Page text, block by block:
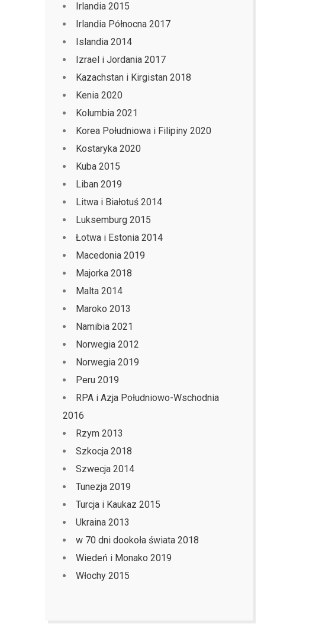
Irlandia 2015
Irlandia Północna 2017
Islandia 2014
Izrael i Jordania 2017
Kazachstan i Kirgistan 2018
Kenia 2020
Kolumbia 2021
Korea Południowa i Filipiny 2020
Kostaryka 2020
Kuba 2015
Liban 2019
Litwa i Białotuś 2014
Luksemburg 2015
Łotwa i Estonia 2014
Macedonia 2019
Majorka 2018
Malta 2014
Maroko 2013
Namibia 2021
Norwegia 2012
Norwegia 2019
Peru 2019
RPA i Azja Południowo-Wschodnia
2016
Rzym 2013
Szkocja 2018
Szwecja 2014
Tunezja 2019
Turcja i Kaukaz 2015
Ukraina 2013
w 70 dni dookoła świata 2018
Wiedeń i Monako 2019
Włochy 2015